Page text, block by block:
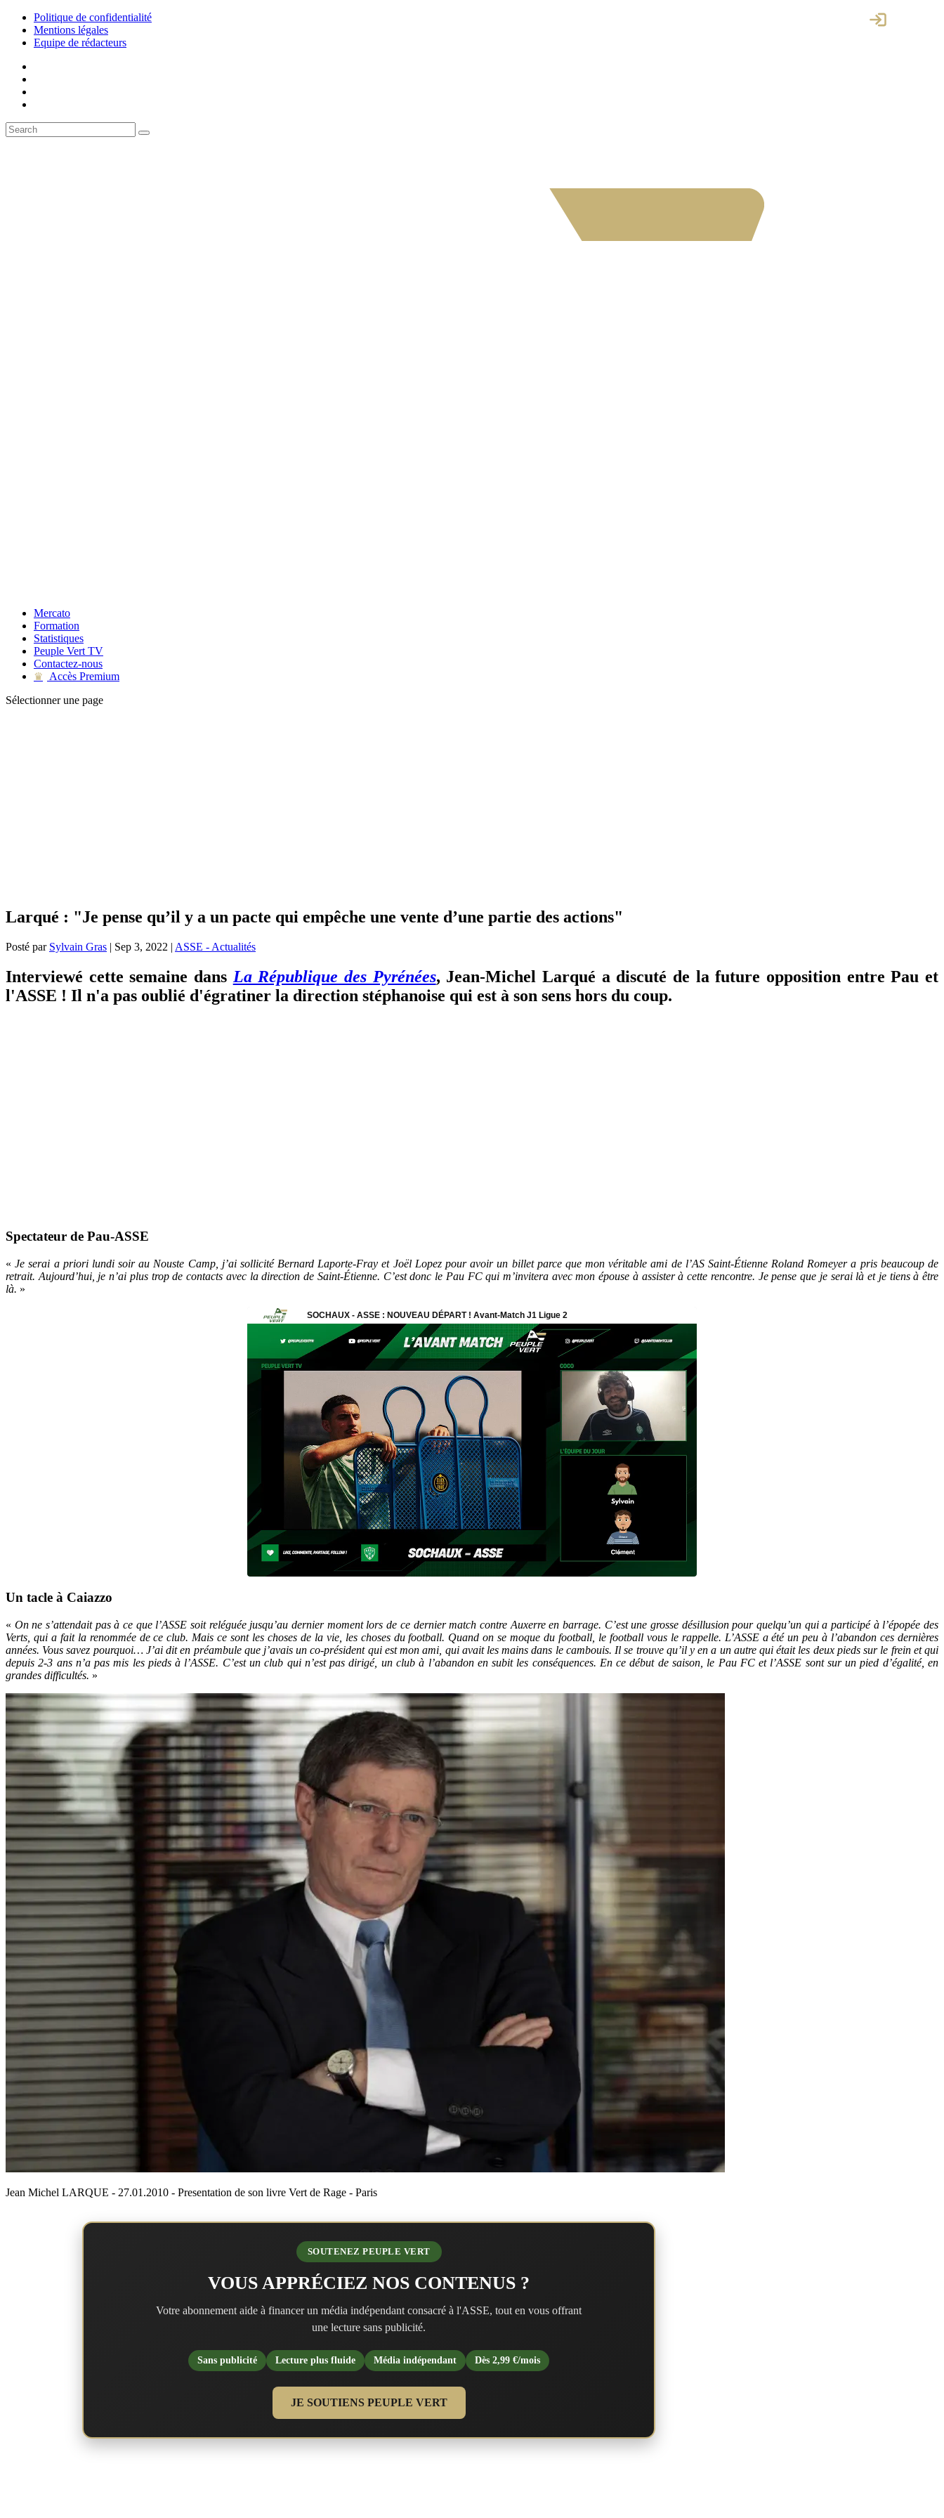
Politique de confidentialité
Mentions légales
Equipe de rédacteurs
Mercato
Formation
Statistiques
Peuple Vert TV
Contactez-nous
♛
Accès Premium
Sélectionner une page
Larqué : "Je pense qu’il y a un pacte qui empêche une vente d’une partie des actions"
Posté par Sylvain Gras | Sep 3, 2022 | ASSE - Actualités
Interviewé cette semaine dans La République des Pyrénées, Jean-Michel Larqué a discuté de la future opposition entre Pau et
l'ASSE ! Il n'a pas oublié d'égratiner la direction stéphanoise qui est à son sens hors du coup.
Spectateur de Pau-ASSE
«Je serai a priori lundi soir au Nouste Camp, j’ai sollicité Bernard Laporte-Fray et Joël Lopez pour avoir un billet parce que mon véritable ami de l’AS Saint-Étienne Roland Romeyer a pris beaucoup de
retrait. Aujourd’hui, je n’ai plus trop de contacts avec la direction de Saint-Étienne. C’est donc le Pau FC qui m’invitera avec mon épouse à assister à cette rencontre. Je pense que je serai là et je tiens à être
là. »
Un tacle à Caiazzo
« On ne s’attendait pas à ce que l’ASSE soit reléguée jusqu’au dernier moment lors de ce dernier match contre Auxerre en barrage. C’est une grosse désillusion pour quelqu’un qui a participé à l’épopée des
Verts, qui a fait la renommée de ce club. Mais ce sont les choses de la vie, les choses du football. Quand on se moque du football, le football vous le rappelle. L’ASSE a été un peu à l’abandon ces dernières
années. Vous savez pourquoi… J’ai dit en préambule que j’avais un co-président qui est mon ami, qui avait les mains dans le cambouis. Il se trouve qu’il y en a un autre qui était les deux pieds sur le frein et qui
depuis 2-3 ans n’a pas mis les pieds à l’ASSE. C’est un club qui n’est pas dirigé, un club à l’abandon en subit les conséquences. En ce début de saison, le Pau FC et l’ASSE sont sur un pied d’égalité, en
grandes difficultés. »
Jean Michel LARQUE - 27.01.2010 - Presentation de son livre Vert de Rage - Paris
SOUTENEZ PEUPLE VERT
VOUS APPRÉCIEZ NOS CONTENUS ?
Votre abonnement aide à financer un média indépendant consacré à l'ASSE, tout en vous offrant
une lecture sans publicité.
Sans publicité Lecture plus fluide Média indépendant Dès 2,99 €/mois
JE SOUTIENS PEUPLE VERT